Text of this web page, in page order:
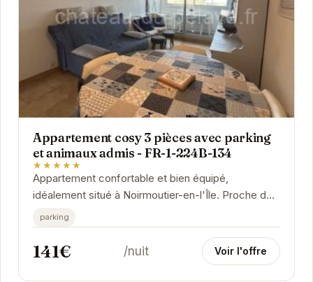
Appartement cosy 3 pièces avec parking
et animaux admis - FR-1-224B-134
★★★★★
Appartement confortable et bien équipé,
idéalement situé à Noirmoutier-en-l'Île. Proche des
commerces et des plages, il offre un cadre...
parking
141€ /nuit Voir l'offre